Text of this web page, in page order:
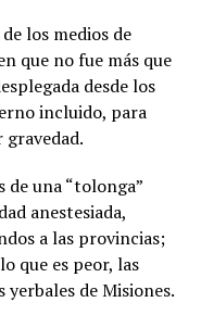
los medios de
que no fue más que
desde los
incluido, para
de una “tolonga”
anestesiada,
a las provincias;
que es peor, las
yerbales de Misiones.